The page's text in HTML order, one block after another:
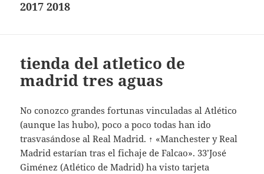
2017 2018
tienda del atletico de
madrid tres aguas
No conozco grandes fortunas vinculadas al Atlético
(aunque las hubo), poco a poco todas han ido
trasvasándose al Real Madrid. ↑ «Manchester y Real
Madrid estarían tras el fichaje de Falcao». 33’José
Giménez (Atlético de Madrid) ha visto tarjeta